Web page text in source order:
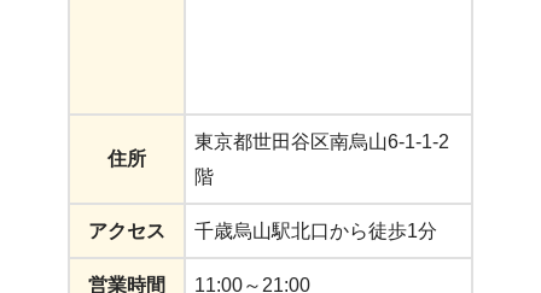
住所
東京都世田谷区南烏山6-1-1-2
階
アクセス 千歳烏山駅北口から徒歩1分
営業時間 11:00～21:00